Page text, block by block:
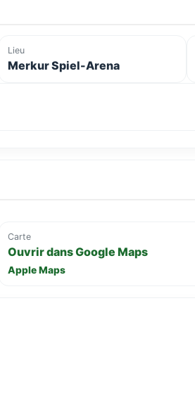
Lieu
Merkur Spiel-Arena
Carte
Ouvrir dans Google Maps
Apple Maps